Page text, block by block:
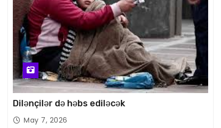
Dilənçilər də həbs ediləcək
May 7, 2026